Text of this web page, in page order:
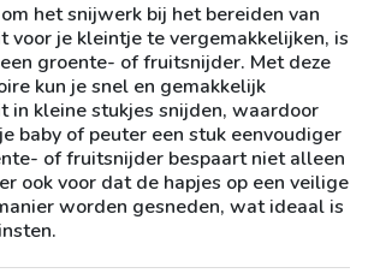
het snijwerk bij het bereiden van
voor je kleintje te vergemakkelijken, is
groente- of fruitsnijder. Met deze
kun je snel en gemakkelijk
in kleine stukjes snijden, waardoor
baby of peuter een stuk eenvoudiger
of fruitsnijder bespaart niet alleen
ook voor dat de hapjes op een veilige
worden gesneden, wat ideaal is